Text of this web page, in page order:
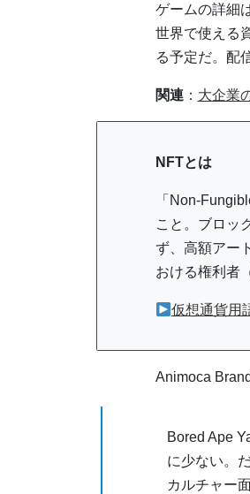
ゲームの詳細
世界で使える
る予定だ。配
関連： 大企業
NFTとは
「Non-
こと。ブロッ
ず、高額アー
おける権利者
仮想通貨用
Animoca
Bored Ape
に少ない。
カルチャー